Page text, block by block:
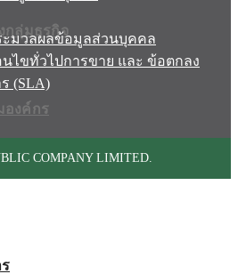
กลุ่มธุรกิจ
งค์กร
ะมวลผลข้อมูลส่วนบุคคล
ไขทั่วไปการขาย และ ข้อตกลง
(SLA)
COMPANY LIMITED.